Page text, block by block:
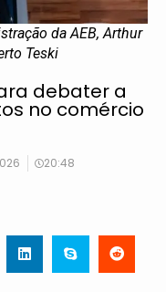
da AEB, Arthur
Teski
debater a
no comércio
20:48